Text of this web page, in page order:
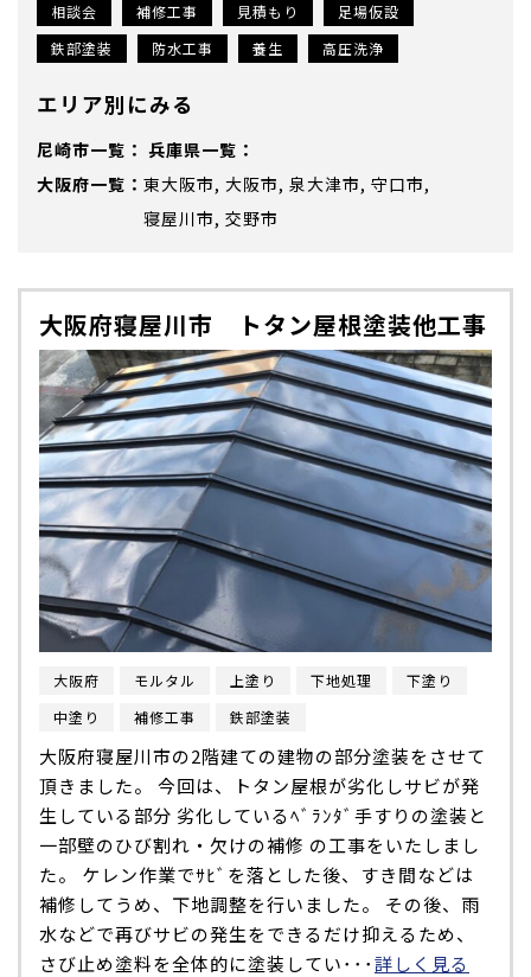
相談会
補修工事 見積もり
足場仮設
鉄部塗装
防水工事 養生 高圧洗浄
エリア別にみる
尼崎市
兵庫県
大阪府
東大阪市 大阪市 泉大津市 守口市
寝屋川市 交野市
大阪府寝屋川市 トタン屋根塗装他工事
大阪府 モルタル 上塗り 下地処理
下塗り
中塗り
補修工事 鉄部塗装
大阪府寝屋川市の2階建ての建物の部分塗装をさせて
頂きました。 今回は、トタン屋根が劣化しサビが発
生している部分 劣化しているﾍﾞﾗﾝﾀﾞ手すりの塗装と
一部壁のひび割れ・欠けの補修 の工事をいたしまし
た。 ケレン作業でｻﾋﾞを落とした後、すき間などは
補修してうめ、下地調整を行いました。 その後、雨
水などで再びサビの発生をできるだけ抑えるため、
さび止め塗料を全体的に塗装してい･･･詳しく見る